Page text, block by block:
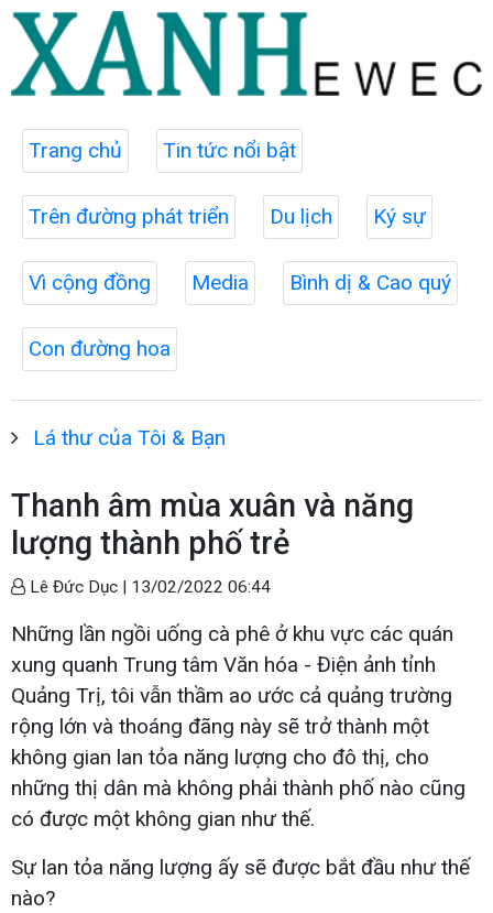
Trang chủ Tin tức nổi bật
Trên đường phát triển Du lịch Ký sự
Vì cộng đồng Media Bình dị & Cao quý
Con đường hoa
Lá thư của Tôi & Bạn
Thanh âm mùa xuân và năng
lượng thành phố trẻ
Lê Đức Dục | 13/02/2022 06:44
Những lần ngồi uống cà phê ở khu vực các quán
xung quanh Trung tâm Văn hóa - Điện ảnh tỉnh
Quảng Trị, tôi vẫn thầm ao ước cả quảng trường
rộng lớn và thoáng đãng này sẽ trở thành một
không gian lan tỏa năng lượng cho đô thị, cho
những thị dân mà không phải thành phố nào cũng
có được một không gian như thế.
Sự lan tỏa năng lượng ấy sẽ được bắt đầu như thế
nào?